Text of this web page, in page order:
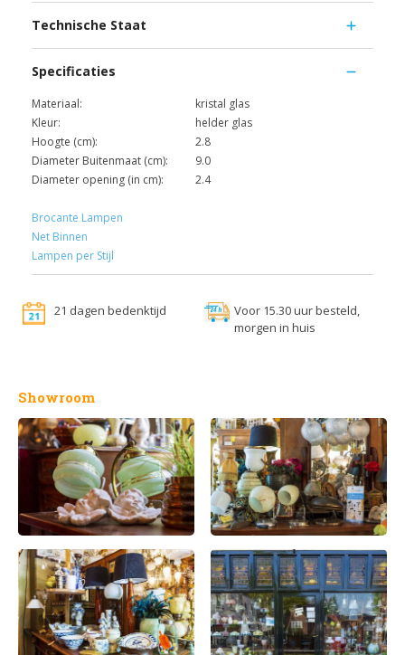
Technische Staat
Specificaties
Materiaal:
kristal glas
Kleur:
helder glas
Hoogte (cm):
2.8
Diameter Buitenmaat (cm):
9.0
Diameter opening (in cm):
2.4
Brocante Lampen
Net Binnen
Lampen per Stijl
21 dagen bedenktijd
Voor 15.30 uur besteld,
morgen in huis
Showroom